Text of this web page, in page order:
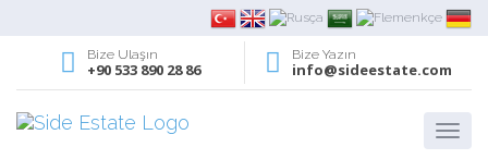
Bize Ulaşın
+90 533 890 28 86
Bize Yazın
info@sideestate.com